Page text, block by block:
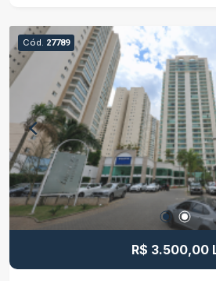
no 2° subsolo (vaga nº71)
distribuídos, com excelente
ventilação natural Diferenciais do Edifício
Amadeus Boulevard Portaria
conservação das áreas
e tranquilo Localização privilegiada, com fácil
acesso às principais avenidas
a supermercados, padarias,
restaurantes, academias,
comércios e serviços. Uma excelente
oportunidade para quem
praticidade e uma localização
Cód. 27789
R$ 3.500,00